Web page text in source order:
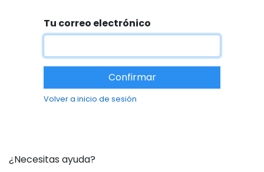
Tu correo electrónico
Confirmar
Volver a inicio de sesión
¿Necesitas ayuda?